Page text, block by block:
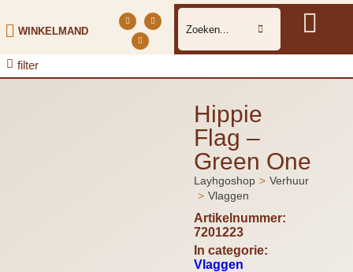
WINKELMAND
filter
Hippie
Flag –
Green One
Je bent hier:
Layhgoshop
Verhuur
Vlaggen
Artikelnummer:
7201223
In categorie:
Vlaggen